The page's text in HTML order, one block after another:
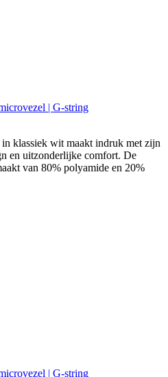
| G-string
klassiek wit maakt indruk met zijn
en uitzonderlijke comfort. De
van 80% polyamide en 20%
| G-string